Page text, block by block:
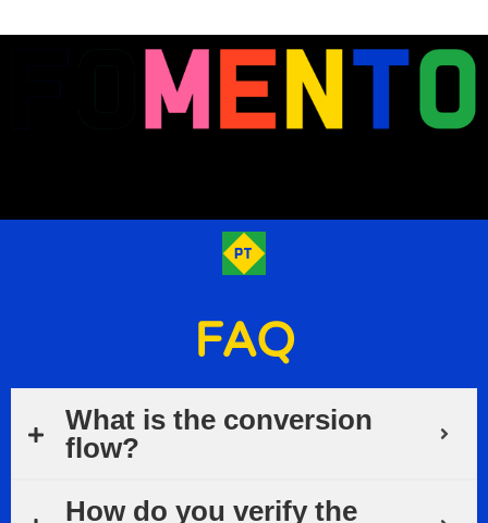
FAQ
What is the conversion
flow?
How do you verify the